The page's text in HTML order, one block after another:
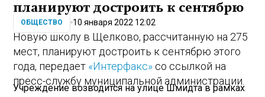
планируют достроить к сентябрю
ОБЩЕСТВО 10 января 2022 12:02
Новую школу в Щелково, рассчитанную на 275
мест, планируют достроить к сентябрю этого
года, передает «Интерфакс» со ссылкой на
пресс-службу муниципальной администрации.
Учреждение возводится на улице Шмидта в рамках